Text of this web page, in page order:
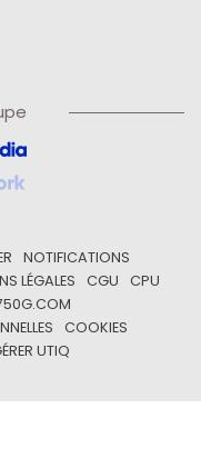
NOTIFICATIONS
LÉGALES CGU
CPU
COOKIES
UTIQ